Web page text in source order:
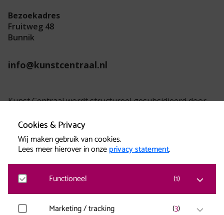
Cookies & Privacy
Wij maken gebruik van cookies.
Lees meer hierover in onzeprivacy statement.
Functioneel (1)
MatomoMarketing / tracking (3)
Bezoekadres
Fruitweg 48
Bunnik
info@kunstcentraal.nl
Kunst Centraal wordt structureel gesubsidieerd door
Kunst Centraal versterkt creatieve kracht.